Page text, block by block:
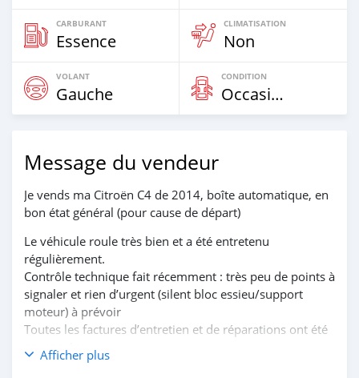
CARBURANT
Essence
CLIMATISATION
Non
VOLANT
Gauche
CONDITION
Occasion
Message du vendeur
Je vends ma Citroën C4 de 2014, boîte automatique, en
bon état général (pour cause de départ)
Le véhicule roule très bien et a été entretenu
régulièrement.
Contrôle technique fait récemment : très peu de points à
signaler et rien d’urgent (silent bloc essieu/support
moteur) à prévoir
Toutes les factures d’entretien et de réparations ont été
conservées.
Afficher plus